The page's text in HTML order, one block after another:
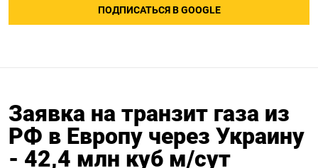
ПОДПИСАТЬСЯ В GOOGLE
Заявка на транзит газа из
РФ в Европу через Украину
- 42,4 млн куб м/сут